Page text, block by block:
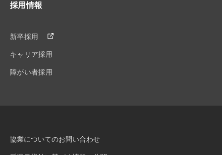
採用情報
新卒採用
キャリア採用
障がい者採用
協業についてのお問い合わせ